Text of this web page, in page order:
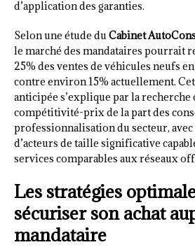
d’application des garanties.
Selon une étude duCabinet
le marché des mandataires pourrait
25% des ventes de véhicules neufs
contre environ 15% actuellement.
anticipée s’explique par la recherche
compétitivité-prix de la part des
professionnalisation du secteur, avec
d’acteurs de taille significative
services comparables aux réseaux
Les stratégies
sécuriser son achat
mandataire